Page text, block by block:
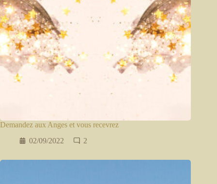
Demandez aux Anges et vous recevrez
02/09/2022
2